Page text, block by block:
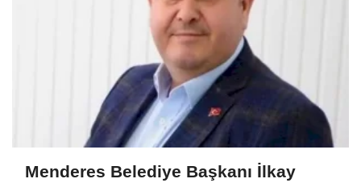
Menderes Belediye Başkanı İlkay